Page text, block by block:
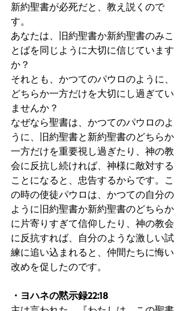
新約聖書が必死だと、教え説くので
す。
あなたは、旧約聖書か新約聖書のみこ
とばを同じように大切に信じています
か？
それとも、かつてのパウロのように、
どちらか一方だけを大切にし過ぎてい
ませんか？
なぜなら聖書は、かつてのパウロのよ
うに、旧約聖書と新約聖書のどちらか
一方だけを重要視し過ぎたり、神の教
会に反抗し続ければ、神様に敵対する
ことになると、忠告するからです。こ
の時の使徒パウロは、かつての自分の
ように旧約聖書か新約聖書のどちらか
に片寄りすぎて信仰したり、神の教会
に反抗すれば、自分のような激しい試
練に追い込まれると、仲間たちに悔い
改めを促したのです。
・ヨハネの黙示録22:18